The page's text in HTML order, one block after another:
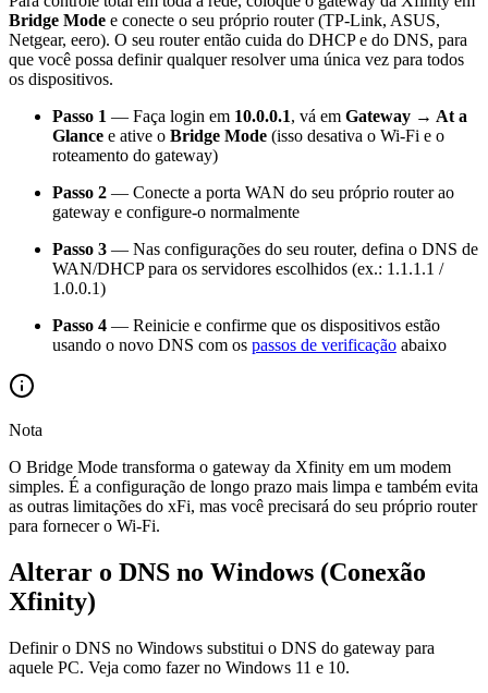
Bridge Mode e conecte o seu próprio router (TP-Link, ASUS,
Netgear, eero). O seu router então cuida do DHCP e do DNS, para
que você possa definir qualquer resolver uma única vez para todos
os dispositivos.
Passo 1 — Faça login em 10.0.0.1, vá em Gateway → At a
Glance e ative o Bridge Mode (isso desativa o Wi-Fi e o
roteamento do gateway)
Passo 2 — Conecte a porta WAN do seu próprio router ao
gateway e configure-o normalmente
Passo 3 — Nas configurações do seu router, defina o DNS de
WAN/DHCP para os servidores escolhidos (ex.: 1.1.1.1 /
1.0.0.1)
Passo 4 — Reinicie e confirme que os dispositivos estão
usando o novo DNS com os passos de verificação abaixo
Nota
O Bridge Mode transforma o gateway da Xfinity em um modem
simples. É a configuração de longo prazo mais limpa e também evita
as outras limitações do xFi, mas você precisará do seu próprio router
para fornecer o Wi-Fi.
Alterar o DNS no Windows (Conexão
Xfinity)
Definir o DNS no Windows substitui o DNS do gateway para
aquele PC. Veja como fazer no Windows 11 e 10.